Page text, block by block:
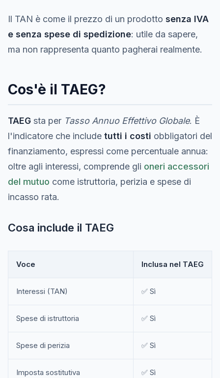
Il TAN è come il prezzo di un prodotto senza IVA
e senza spese di spedizione: utile da sapere,
ma non rappresenta quanto pagherai realmente.
Cos'è il TAEG?
TAEG sta per Tasso Annuo Effettivo Globale. È
l'indicatore che include tutti i costi obbligatori del
finanziamento, espressi come percentuale annua:
oltre agli interessi, comprende gli oneri accessori
del mutuo come istruttoria, perizia e spese di
incasso rata.
Cosa include il TAEG
Voce Inclusa nel TAEG
Interessi (TAN) ✅ Sì
Spese di istruttoria ✅ Sì
Spese di perizia ✅ Sì
Imposta sostitutiva ✅ Sì